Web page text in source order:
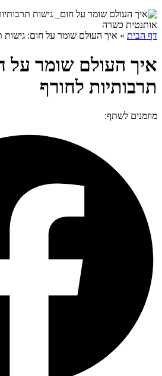
דף הבית » איך העולם שומר על חום: גישות
איך העולם שומר על
תרבותיות לחורף
מוזמנים לשתף: